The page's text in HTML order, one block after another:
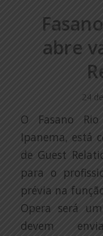
abre
24
O Fasano
Ipanema, está
de Guest
para o
prévia na
Opera será
devem